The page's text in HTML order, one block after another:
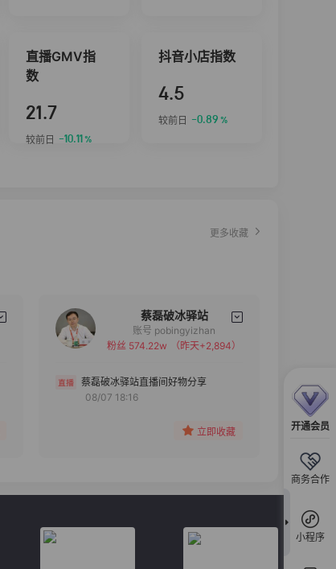
开通会员
商务合作
小程序
直播GMV指
数
21.7
较前日 -10.11 %
抖音小店指数
4.5
较前日 -0.89 %
更多收藏
蔡磊破冰驿站
备注
分组
账号 pobingyizhan
粉丝 574.22w
（昨天+2,894）
蔡磊破冰驿站直播间好物分享
08/07 18:16
立即收藏